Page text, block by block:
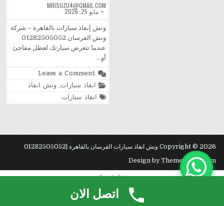
MRISUZU4@GMAIL.COM
مايو 25, 2026
ونش إنقاذ سيارات بالقاهرة – شركة
ونش الفرسان 01282505052
عندما تتعرض سيارتك لعطل مفاجئ
أو…
Leave a Comment
ونش
انقاذ
الفرسان|
الاوسطي
Posted
in
انقاذ سيارات,ونش انقاذ
Tagged
انقاذ سيارات
Copyright © 2026 ونش انقاذ سيارات الفرسان بالقاهرة |01282505052
Design by ThemesDNA.com
اتصل الان
نق?.راء.بجد?.